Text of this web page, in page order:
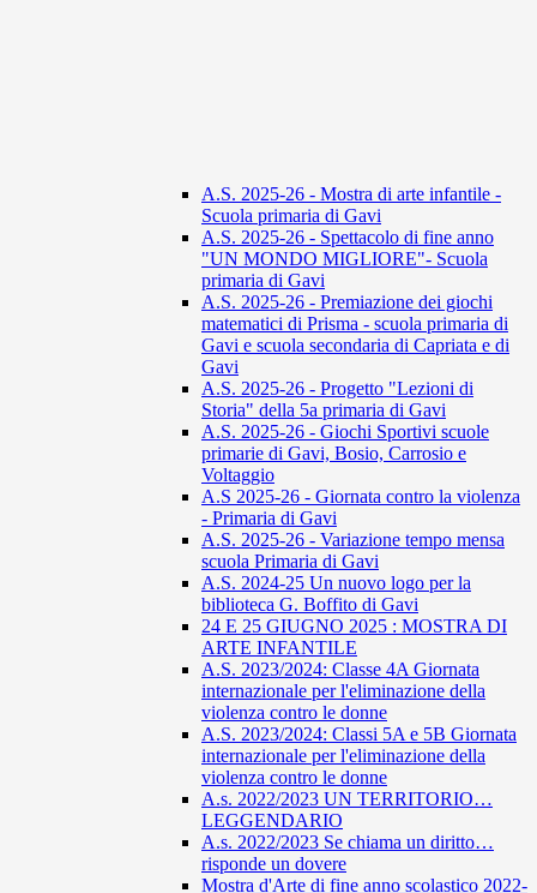
A.S. 2025-26 - Mostra di arte infantile -
Scuola primaria di Gavi
A.S. 2025-26 - Spettacolo di fine anno
"UN MONDO MIGLIORE"- Scuola
primaria di Gavi
A.S. 2025-26 - Premiazione dei giochi
matematici di Prisma - scuola primaria di
Gavi e scuola secondaria di Capriata e di
Gavi
A.S. 2025-26 - Progetto "Lezioni di
Storia" della 5a primaria di Gavi
A.S. 2025-26 - Giochi Sportivi scuole
primarie di Gavi, Bosio, Carrosio e
Voltaggio
A.S 2025-26 - Giornata contro la violenza
- Primaria di Gavi
A.S. 2025-26 - Variazione tempo mensa
scuola Primaria di Gavi
A.S. 2024-25 Un nuovo logo per la
biblioteca G. Boffito di Gavi
24 E 25 GIUGNO 2025 : MOSTRA DI
ARTE INFANTILE
A.S. 2023/2024: Classe 4A Giornata
internazionale per l'eliminazione della
violenza contro le donne
A.S. 2023/2024: Classi 5A e 5B Giornata
internazionale per l'eliminazione della
violenza contro le donne
A.s. 2022/2023 UN TERRITORIO…
LEGGENDARIO
A.s. 2022/2023 Se chiama un diritto…
risponde un dovere
Mostra d'Arte di fine anno scolastico 2022-